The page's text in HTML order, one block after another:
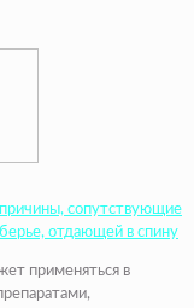
сопутствующие
отдающей в спину
применяться в